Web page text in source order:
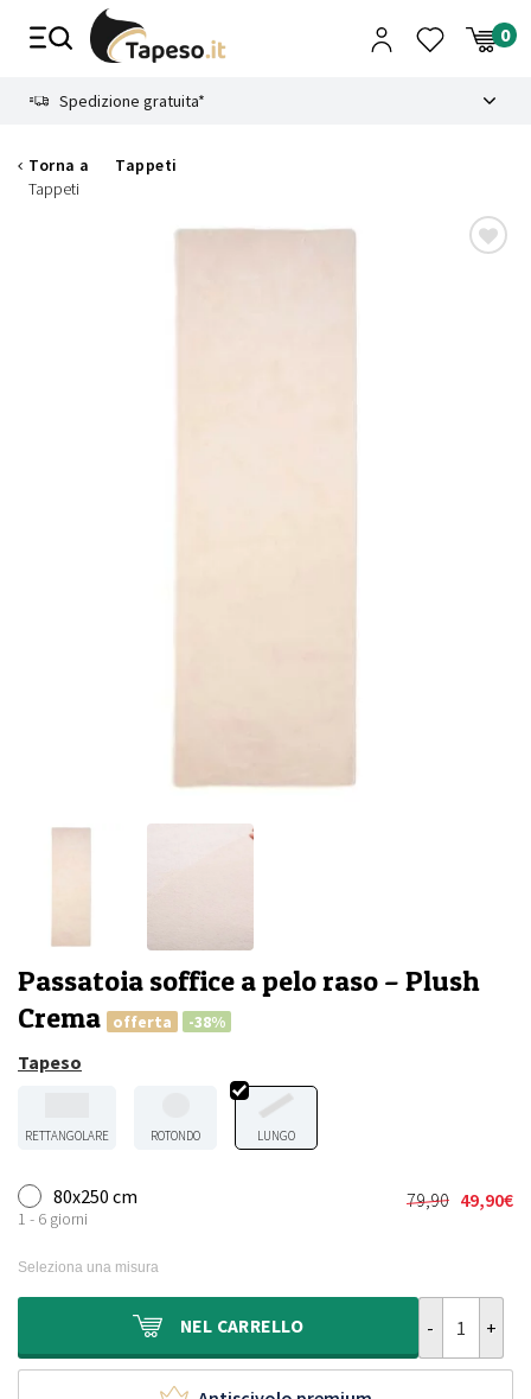
Spedizione gratuita*
Torna a
Tappeti
Tappeti
Passatoia soffice a pelo raso – Plush
Crema
offerta -38%
Tapeso
RETTANGOLARE ROTONDO LUNGO
80x250 cm
1 - 6 giorni
79,90
Il
79,90€.
49,90€
Il
49,90€.
Seleziona una misura
NEL CARRELLO